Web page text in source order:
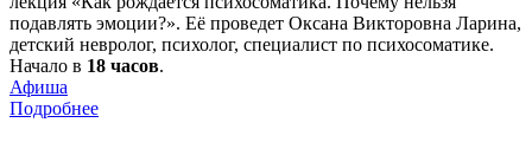
подавлять эмоции?». Её проведет Оксана Викторовна Ларина,
детский невролог, психолог, специалист по психосоматике.
Начало в 18 часов.
Афиша
Подробнее